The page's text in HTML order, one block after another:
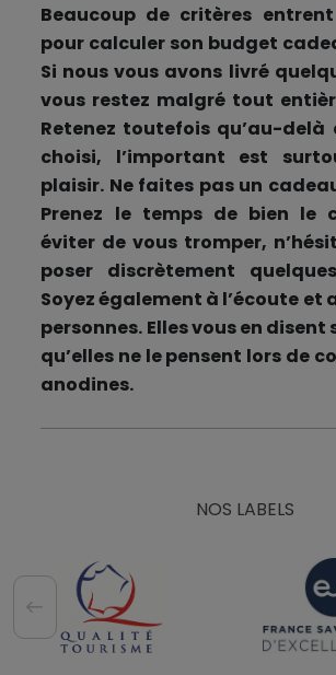
Beaucoup de critères
pour calculer son budget
Si nous vous avons livré
vous restez malgré tout
Retenez toutefois qu’au-
choisi, l’important est
plaisir. Ne faites pas un
Prenez le temps de bien le
éviter de vous tromper,
poser discrètement
Soyez également à l’écoute
personnes. Elles vous en
qu’elles ne le pensent lors de
anodines.
NOS LABELS